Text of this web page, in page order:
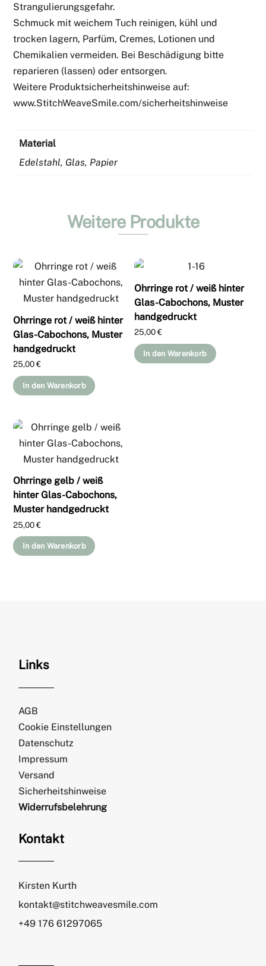
Strangulierungsgefahr.
Schmuck mit weichem Tuch reinigen, kühl und
trocken lagern, Parfüm, Cremes, Lotionen und
Chemikalien vermeiden. Bei Beschädigung bitte
reparieren (lassen) oder entsorgen.
Weitere Produktsicherheitshinweise auf:
www.StitchWeaveSmile.com/sicherheitshinweise
Material
Edelstahl, Glas, Papier
Weitere Produkte
Ohrringe rot / weiß hinter
Glas-Cabochons, Muster
handgedruckt
25,00€
In den Warenkorb
Ohrringe rot / weiß hinter
Glas-Cabochons, Muster
handgedruckt
25,00€
In den Warenkorb
Ohrringe gelb / weiß
hinter Glas-Cabochons,
Muster handgedruckt
25,00€
In den Warenkorb
Links
AGB
Cookie Einstellungen
Datenschutz
Impressum
Versand
Sicherheitshinweise
Widerrufsbelehrung
Kontakt
Kirsten Kurth
kontakt@stitchweavesmile.com
+49 176 61297065